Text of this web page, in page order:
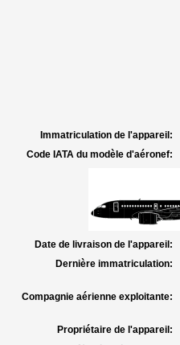
Immatriculation de l'appareil:
Code IATA du modèle d'aéronef:
Date de livraison de l'appareil:
Dernière immatriculation:
Compagnie aérienne exploitante:
Propriétaire de l'appareil: